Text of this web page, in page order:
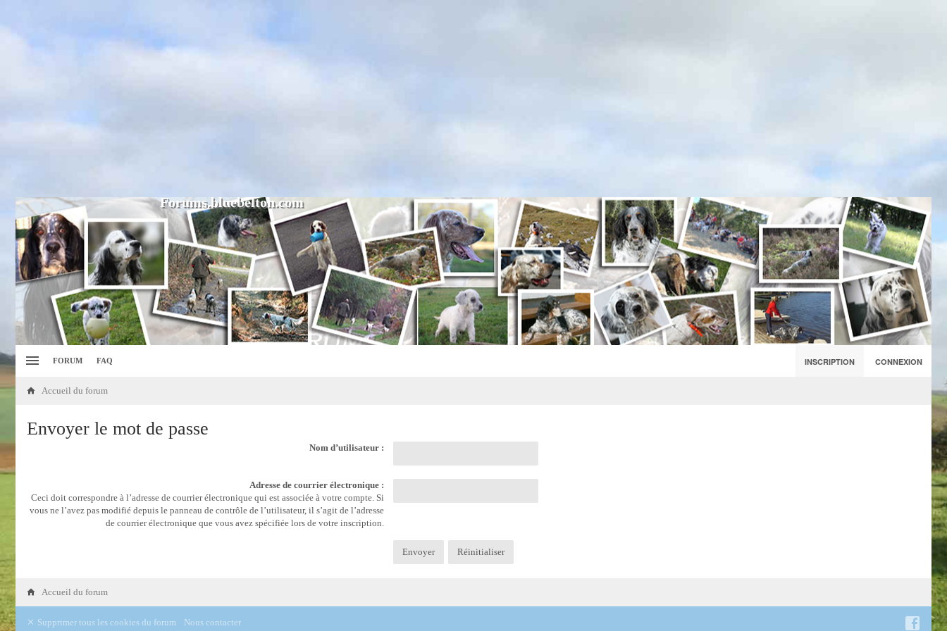
Forums.bluebelton.com
FORUM FAQ INSCRIPTION CONNEXION
Accueil du forum
Envoyer le mot de passe
Nom d’utilisateur :
Adresse de courrier électronique :
Ceci doit correspondre à l’adresse de courrier électronique qui est associée à votre compte. Si
vous ne l’avez pas modifié depuis le panneau de contrôle de l’utilisateur, il s’agit de l’adresse
de courrier électronique que vous avez spécifiée lors de votre inscription.
Accueil du forum
Supprimer tous les cookies du forum Nous contacter